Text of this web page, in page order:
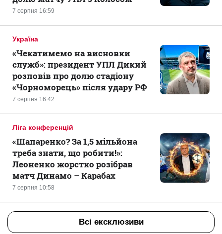
7 серпня 16:59
Україна
7 серпня 16:42
«Чекатимемо на висновки
служб»: президент УПЛ Дикий
розповів про долю стадіону
«Чорноморець» після удару РФ
Ліга конференцій
7 серпня 10:58
«Шапаренко? За 1,5 мільйона
треба знати, що робити!»:
Леоненко жорстко розібрав
матч Динамо – Карабах
Всі ексклюзиви